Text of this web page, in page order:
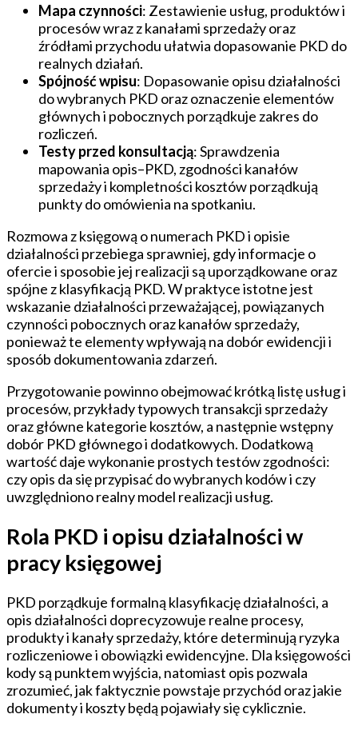
Mapa czynności: Zestawienie usług, produktów i
procesów wraz z kanałami sprzedaży oraz
źródłami przychodu ułatwia dopasowanie PKD do
realnych działań.
Spójność wpisu: Dopasowanie opisu działalności
do wybranych PKD oraz oznaczenie elementów
głównych i pobocznych porządkuje zakres do
rozliczeń.
Testy przed konsultacją: Sprawdzenia
mapowania opis–PKD, zgodności kanałów
sprzedaży i kompletności kosztów porządkują
punkty do omówienia na spotkaniu.
Rozmowa z księgową o numerach PKD i opisie
działalności przebiega sprawniej, gdy informacje o
ofercie i sposobie jej realizacji są uporządkowane oraz
spójne z klasyfikacją PKD. W praktyce istotne jest
wskazanie działalności przeważającej, powiązanych
czynności pobocznych oraz kanałów sprzedaży,
ponieważ te elementy wpływają na dobór ewidencji i
sposób dokumentowania zdarzeń.
Przygotowanie powinno obejmować krótką listę usług i
procesów, przykłady typowych transakcji sprzedaży
oraz główne kategorie kosztów, a następnie wstępny
dobór PKD głównego i dodatkowych. Dodatkową
wartość daje wykonanie prostych testów zgodności:
czy opis da się przypisać do wybranych kodów i czy
uwzględniono realny model realizacji usług.
Rola PKD i opisu działalności w
pracy księgowej
PKD porządkuje formalną klasyfikację działalności, a
opis działalności doprecyzowuje realne procesy,
produkty i kanały sprzedaży, które determinują ryzyka
rozliczeniowe i obowiązki ewidencyjne. Dla księgowości
kody są punktem wyjścia, natomiast opis pozwala
zrozumieć, jak faktycznie powstaje przychód oraz jakie
dokumenty i koszty będą pojawiały się cyklicznie.